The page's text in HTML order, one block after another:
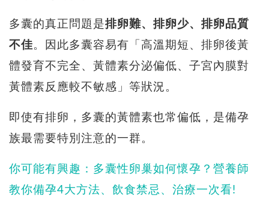
多囊的真正問題是排卵難、排卵少、排卵品質
不佳。因此多囊容易有「高溫期短、排卵後黃
體發育不完全、黃體素分泌偏低、子宮內膜對
黃體素反應較不敏感」等狀況。
即使有排卵，多囊的黃體素也常偏低，是備孕
族最需要特別注意的一群。
你可能有興趣：多囊性卵巢如何懷孕？營養師
教你備孕4大方法、飲食禁忌、治療一次看!